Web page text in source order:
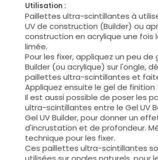
Utilisation :
Paillettes ultra-scintillantes à
UV de construction (Builder) ou
construction en acrylique une fois
limée.
Pour les fixer, appliquez un peu de
Builder (ou acrylique) sur l'ongle,
paillettes ultra-scintillantes et
Appliquez ensuite le gel de finition
Il est aussi possible de poser les
ultra-scintillantes entre le Gel UV
Gel UV Builder, pour donner un
d'incrustation et de profondeur.
technique pour les fixer.
Ces paillettes ultra-scintillantes